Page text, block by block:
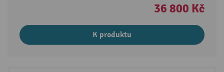
36 800 Kč
K produktu